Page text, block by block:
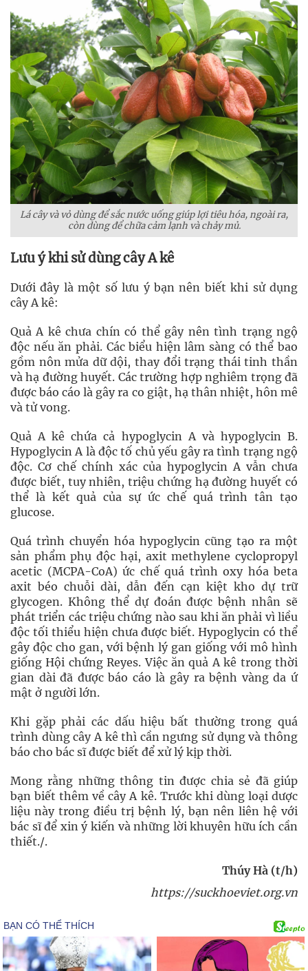
Lá cây và vỏ dùng để sắc nước uống giúp lợi tiêu hóa, ngoài ra,
còn dùng để chữa cảm lạnh và chảy mủ.
Lưu ý khi sử dùng cây A kê
Dưới đây là một số lưu ý bạn nên biết khi sử dụng
cây A kê:
Quả A kê chưa chín có thể gây nên tình trạng ngộ
độc nếu ăn phải. Các biểu hiện lâm sàng có thể bao
gồm nôn mửa dữ dội, thay đổi trạng thái tinh thần
và hạ đường huyết. Các trường hợp nghiêm trọng đã
được báo cáo là gây ra co giật, hạ thân nhiệt, hôn mê
và tử vong.
Quả A kê chứa cả hypoglycin A và hypoglycin B.
Hypoglycin A là độc tố chủ yếu gây ra tình trạng ngộ
độc. Cơ chế chính xác của hypoglycin A vẫn chưa
được biết, tuy nhiên, triệu chứng hạ đường huyết có
thể là kết quả của sự ức chế quá trình tân tạo
glucose.
Quá trình chuyển hóa hypoglycin cũng tạo ra một
sản phẩm phụ độc hại, axit methylene cyclopropyl
acetic (MCPA-CoA) ức chế quá trình oxy hóa beta
axit béo chuỗi dài, dẫn đến cạn kiệt kho dự trữ
glycogen. Không thể dự đoán được bệnh nhân sẽ
phát triển các triệu chứng nào sau khi ăn phải vì liều
độc tối thiểu hiện chưa được biết. Hypoglycin có thể
gây độc cho gan, với bệnh lý gan giống với mô hình
giống Hội chứng Reyes. Việc ăn quả A kê trong thời
gian dài đã được báo cáo là gây ra bệnh vàng da ứ
mật ở người lớn.
Khi gặp phải các dấu hiệu bất thường trong quá
trình dùng cây A kê thì cần ngưng sử dụng và thông
báo cho bác sĩ được biết để xử lý kịp thời.
Mong rằng những thông tin được chia sẻ đã giúp
bạn biết thêm về cây A kê. Trước khi dùng loại dược
liệu này trong điều trị bệnh lý, bạn nên liên hệ với
bác sĩ để xin ý kiến và những lời khuyên hữu ích cần
thiết./.
Thúy Hà (t/h)
https://suckhoeviet.org.vn